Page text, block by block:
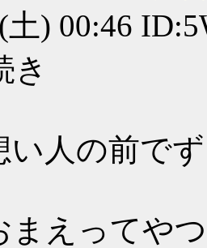
土) 00:46
き
い人の前で
まえってや